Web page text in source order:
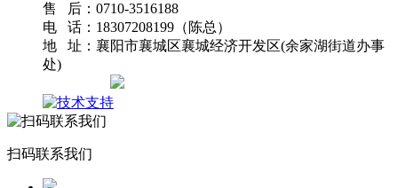
售 后：0710-3516188
电 话：18307208199（陈总）
地 址：襄阳市襄城区襄城经济开发区(余家湖街道办事
处)
扫码联系我们